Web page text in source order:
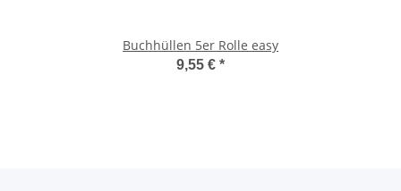
Buchhüllen 5er Rolle easy
9,55 € *